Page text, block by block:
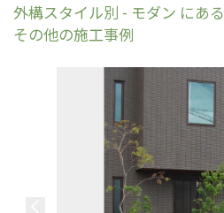
外構スタイル別 - モダン にある
その他の施工事例